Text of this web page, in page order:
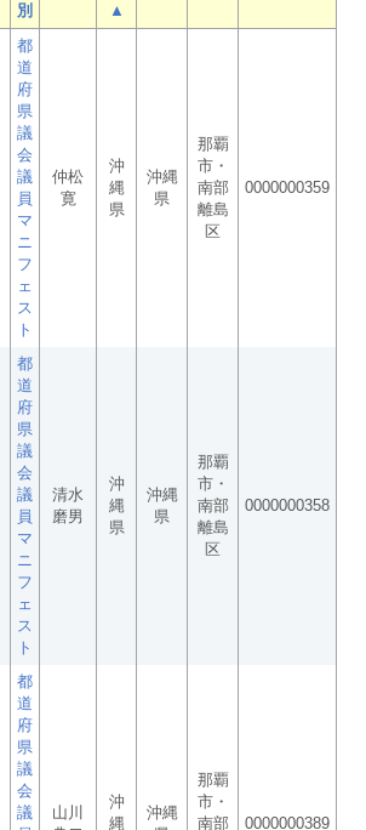
別
▲
都
道
府
県
議
会
議
員
マ
ニ
フ
ェ
ス
ト
仲松
寛
沖
縄
県
沖縄
県
那覇
市・
南部
離島
区
0000000359
都
道
府
県
議
会
議
員
マ
ニ
フ
ェ
ス
ト
清水
磨男
沖
縄
県
沖縄
県
那覇
市・
南部
離島
区
0000000358
都
道
府
県
議
会
議
山川
沖
縄
沖縄
那覇
市・
南部
0000000389